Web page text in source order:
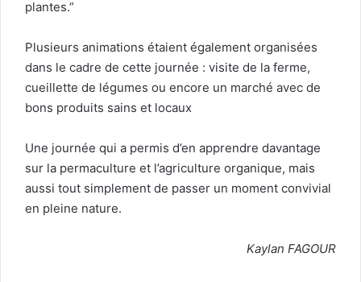
plantes.”
Plusieurs animations étaient également organisées
dans le cadre de cette journée : visite de la ferme,
cueillette de légumes ou encore un marché avec de
bons produits sains et locaux
Une journée qui a permis d’en apprendre davantage
sur la permaculture et l’agriculture organique, mais
aussi tout simplement de passer un moment convivial
en pleine nature.
Kaylan FAGOUR